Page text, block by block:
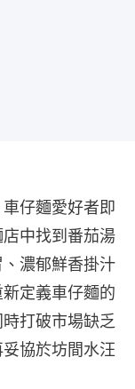
仔麵愛好者即
中找到番茄湯
濃郁鮮香掛汁
定義車仔麵的
打破市場缺乏
協於坊間水汪